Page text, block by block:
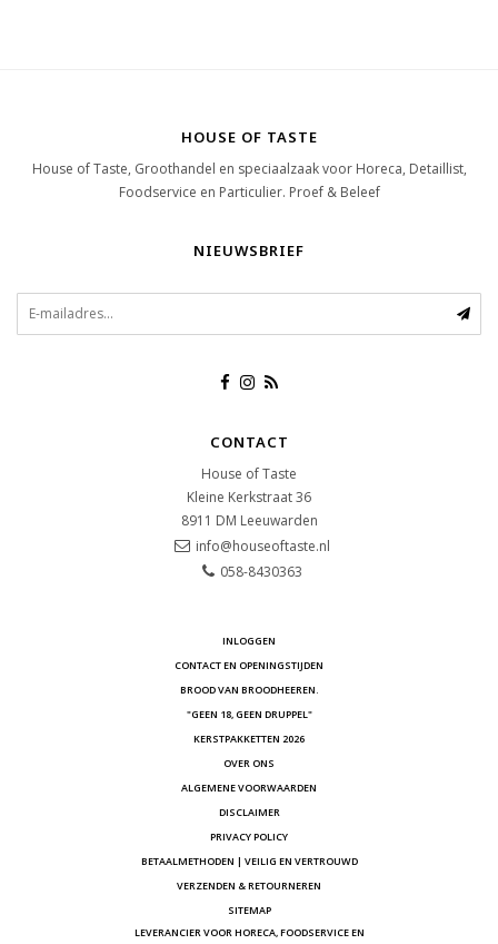
HOUSE OF TASTE
House of Taste, Groothandel en speciaalzaak voor Horeca, Detaillist,
Foodservice en Particulier. Proef & Beleef
NIEUWSBRIEF
CONTACT
House of Taste
Kleine Kerkstraat 36
8911 DM Leeuwarden
info@houseoftaste.nl
058-8430363
INLOGGEN
CONTACT EN OPENINGSTIJDEN
BROOD VAN BROODHEEREN.
"GEEN 18, GEEN DRUPPEL"
KERSTPAKKETTEN 2026
OVER ONS
ALGEMENE VOORWAARDEN
DISCLAIMER
PRIVACY POLICY
BETAALMETHODEN | VEILIG EN VERTROUWD
VERZENDEN & RETOURNEREN
SITEMAP
LEVERANCIER VOOR HORECA, FOODSERVICE EN